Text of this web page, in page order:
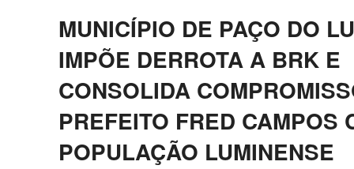
MUNICÍPIO DE PAÇO DO
IMPÕE DERROTA A BRK E
CONSOLIDA
PREFEITO FRED CAMPOS
POPULAÇÃO LUMINENSE